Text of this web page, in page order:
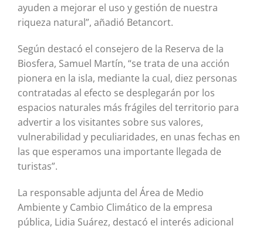
ayuden a mejorar el uso y gestión de nuestra
riqueza natural”, añadió Betancort.
Según destacó el consejero de la Reserva de la
Biosfera, Samuel Martín, “se trata de una acción
pionera en la isla, mediante la cual, diez personas
contratadas al efecto se desplegarán por los
espacios naturales más frágiles del territorio para
advertir a los visitantes sobre sus valores,
vulnerabilidad y peculiaridades, en unas fechas en
las que esperamos una importante llegada de
turistas”.
La responsable adjunta del Área de Medio
Ambiente y Cambio Climático de la empresa
pública, Lidia Suárez, destacó el interés adicional